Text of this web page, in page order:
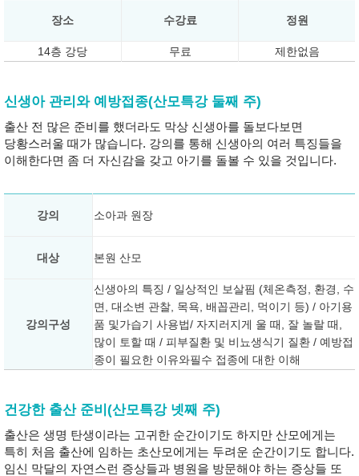
장소 수강료 정원
14층 강당 무료 제한없음
신생아 관리와 예방접종(산모특강 둘째 주)
출산 전 많은 준비를 했더라도 막상 신생아를 돌보다보면
당황스러울 때가 많습니다. 강의를 통해 신생아의 여러 특징들을
이해한다면 좀 더 자신감을 갖고 아기를 돌볼 수 있을 것입니다.
강의 소아과 원장
대상 본원 산모
강의구성
신생아의 특징 / 일상적인 보살핌 (체온측정, 환경, 수
면, 대소변 관찰, 목욕, 배꼽관리, 먹이기 등) / 아기용
품 및가습기 사용법/ 자지러지게 울 때, 잘 놀랄 때,
많이 토할 때 / 피부질환 및 비뇨생식기 질환 / 예방접
종이 필요한 이유와필수 접종에 대한 이해
건강한 출산 준비(산모특강 넷째 주)
출산은 생명 탄생이라는 고귀한 순간이기도 하지만 산모에게는
특히 처음 출산에 임하는 초산모에게는 두려운 순간이기도 합니다.
임신 막달의 자연스런 증상들과 병원을 방문해야 하는 증상들 또